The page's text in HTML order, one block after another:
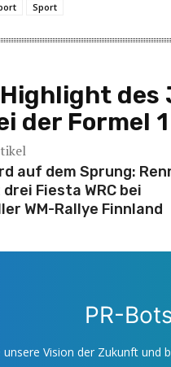
Sport
Highlight des
der Formel 1
auf dem Sprung:
Fiesta WRC bei
WM-Rallye Finnland
PR-
unsere Vision der Zukunft und